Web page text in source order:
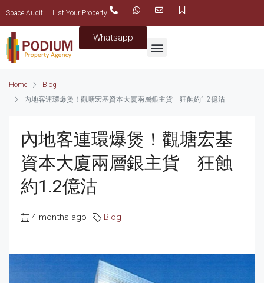
Space Audit List Your Property
Whatsapp
Home
Blog
內地客連環爆煲！觀塘宏基資本大廈兩層銀主貨 狂蝕約1.2億沽
內地客連環爆煲！觀塘宏基
資本大廈兩層銀主貨 狂蝕
約1.2億沽
4 months ago Blog